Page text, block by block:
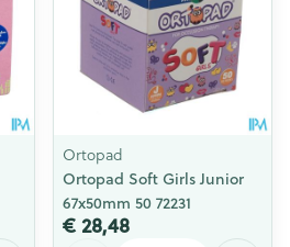
Ortopad
Ortopad Soft Girls Junior
67x50mm 50 72231
€ 28,48